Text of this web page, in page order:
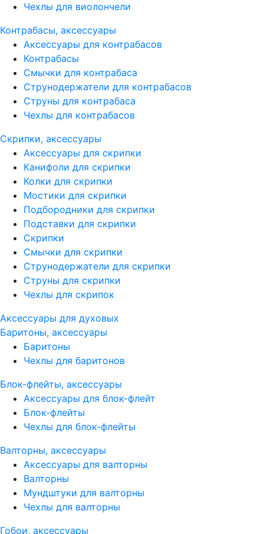
Чехлы для виолончели
Контрабасы, аксессуары
Аксессуары для контрабасов
Контрабасы
Смычки для контрабаса
Струнодержатели для контрабасов
Струны для контрабаса
Чехлы для контрабасов
Скрипки, аксессуары
Аксессуары для скрипки
Канифоли для скрипки
Колки для скрипки
Мостики для скрипки
Подбородники для скрипки
Подставки для скрипки
Скрипки
Смычки для скрипки
Струнодержатели для скрипки
Струны для скрипки
Чехлы для скрипок
Аксессуары для духовых
Баритоны, аксессуары
Баритоны
Чехлы для баритонов
Блок-флейты, аксессуары
Аксессуары для блок-флейт
Блок-флейты
Чехлы для блок-флейты
Валторны, аксессуары
Аксессуары для валторны
Валторны
Мундштуки для валторны
Чехлы для валторны
Гобои, аксессуары